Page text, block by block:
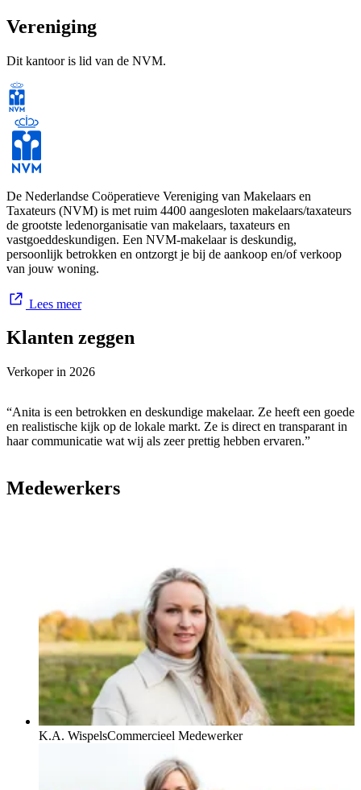
makelaarsvak ingerold en er compleet verliefd op geworden. Vooral
door de afwisseling: de verscheidenheid aan woningen, de
ontmoeten. Ik krijg er energie van om mijn klanten
mee te nemen
hun leven. Ik wil de
luisteren
zijn past bij mij, het is een geweldige en uitdagende combinatie van
vakkennis en mensenwerk.`
Een gezonde dosis perfectionisme én enthousiasme
Het is een spannende reis om een woning te kopen of uw huis, waar
ziel en zaligheid in zit, te verkopen. Een verkoop- of
aankoopbeslissing brengt dan ook vaak de nodige emotie met zich
mee. Met een persoonlijke touch en goed zakelijk inzicht begeleiden
wij u tijdens dit spannende proces. Het vereist inlevingsvermogen,
kennis en ervaring om dit echt goed te kunnen doen. Als geboren en
getogen Hellendoorners hebben we de nodige
een groot netwerk en kennen we ieder hoekje van Hellendoorn,
Nijverdal en omstreken
van kennis, inlevingsvermogen en enthousiasme,
detail en een gezonde dosis perfectionisme. We hebben er echt zin in
om uw huis zo goed (en prettig) mogelijk te verkopen of aan te
kopen onder de beste voorwaarden en bijbehorende condities.
Vereniging
Dit kantoor is lid van de NVM.
De Nederlandse Coöperatieve Vereniging van Makelaars en
Taxateurs (NVM) is met ruim 4400 aangesloten makelaars/taxateurs
de grootste ledenorganisatie van makelaars, taxateurs en
vastgoeddeskundigen. Een NVM-makelaar is deskundig,
persoonlijk betrokken en ontzorgt je bij de aankoop en/of verkoop
van jouw woning.
Lees meer
Klanten zeggen
Verkoper in 2026
“Anita is een betrokken en deskundige makelaar. Ze heeft een goede
en realistische kijk op de lokale markt. Ze is direct en transparant in
haar communicatie wat wij als zeer prettig hebben ervaren.”
Medewerkers
K.A. WispelsCommercieel Medewerker